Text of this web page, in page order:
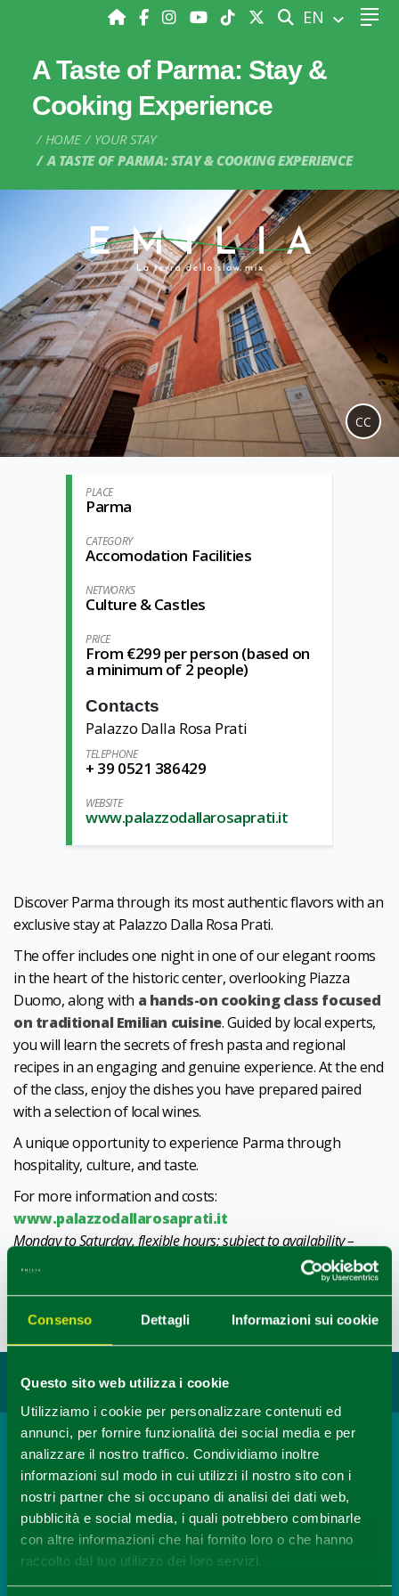
Consenso Dettagli Informazioni sui cookie
Questo sito web utilizza i cookie
Utilizziamo i cookie per personalizzare contenuti ed
annunci, per fornire funzionalità dei social media e per
analizzare il nostro traffico. Condividiamo inoltre
informazioni sul modo in cui utilizzi il nostro sito con i
nostri partner che si occupano di analisi dei dati web,
pubblicità e social media, i quali potrebbero combinarle
con altre informazioni che hai fornito loro o che hanno
raccolto dal tuo utilizzo dei loro servizi.
SEARCH
EN
A Taste of Parma: Stay &
Cooking Experience
HOME
YOUR STAY
A TASTE OF PARMA: STAY & COOKING EXPERIENCE
CC
PLACE
Parma
CATEGORY
Accomodation Facilities
NETWORKS
Culture & Castles
PRICE
From €299 per person (based on
a minimum of 2 people)
Contacts
Palazzo Dalla Rosa Prati
TELEPHONE
+ 39 0521 386429
WEBSITE
www.palazzodallarosaprati.it
Discover Parma through its most authentic flavors with an
exclusive stay at Palazzo Dalla Rosa Prati.
The offer includes one night in one of our elegant rooms
in the heart of the historic center, overlooking Piazza
Duomo, along with a hands-on cooking class focused
on traditional Emilian cuisine. Guided by local experts,
you will learn the secrets of fresh pasta and regional
recipes in an engaging and genuine experience. At the end
of the class, enjoy the dishes you have prepared paired
with a selection of local wines.
A unique opportunity to experience Parma through
hospitality, culture, and taste.
For more information and costs:
www.palazzodallarosaprati.it
Monday to Saturday, flexible hours; subject to availability –
Last update 06/05/2026
You may also like...
Town
Parma
READ MORE
Opera, theatre and dance
Parma Danza 2026